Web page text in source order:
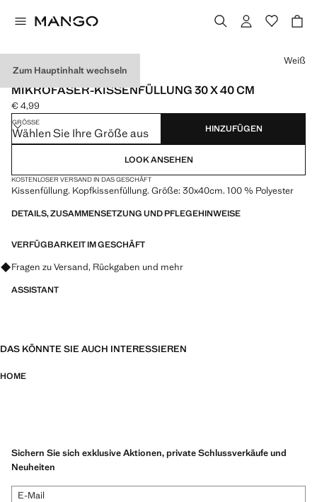
Zum Hauptinhalt wechseln
MADE IN SPAIN
MIKROFASER-KISSENFÜLLUNG 30 X 40 CM
Aktueller Preis [€ 4,99 ]
€ 4,99
Wählen Sie eine Farbe
Weiß
GRÖSSE
Wählen Sie Ihre Größe aus HINZUFÜGEN
LOOK ANSEHEN
KOSTENLOSER VERSAND IN DAS GESCHÄFT
Kissenfüllung. Kopfkissenfüllung. Größe: 30x40cm. 100 % Polyester
DETAILS, ZUSAMMENSETZUNG UND PFLEGEHINWEISE
VERFÜGBARKEIT IM GESCHÄFT
Fragen zu Versand, Rückgaben und mehr
ASSISTANT
DAS KÖNNTE SIE AUCH INTERESSIEREN
HOME
Sichern Sie sich exklusive Aktionen, private Schlussverkäufe und
Neuheiten
E-Mail